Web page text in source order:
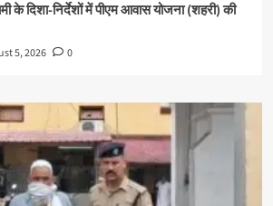
के दिशा-निर्देशों में पीएम आवास योजना (शहरी) की
5, 2026 0